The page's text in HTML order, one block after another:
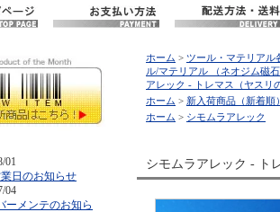
01
日のお知らせ
04
ーメンテのお知ら
ホーム > ツール・マテリアル
ル/マテリアル （ネオジム磁
アレック - トレマス（ヤスリ
ホーム > 新入荷商品（新着順）
ホーム > シモムラアレック
シモムラアレック - ト